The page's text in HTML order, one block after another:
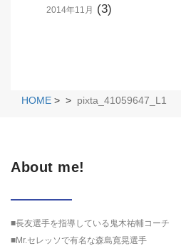
2014年11月 (3)
HOME > > pixta_41059647_L1
About me!
■長友選手を指導している鬼木祐輔コーチ
■Mr.セレッソで有名な森島寛晃選手